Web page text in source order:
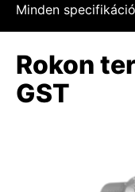
Minden
Rokon
GST